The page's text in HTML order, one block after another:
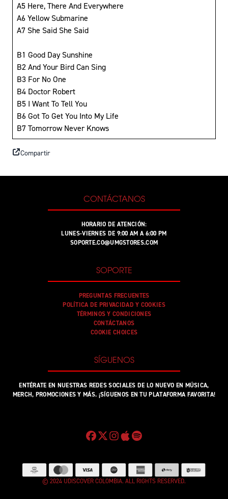
A5 Here, There And Everywhere
A6 Yellow Submarine
A7 She Said She Said
B1 Good Day Sunshine
B2 And Your Bird Can Sing
B3 For No One
B4 Doctor Robert
B5 I Want To Tell You
B6 Got To Get You Into My Life
B7 Tomorrow Never Knows
Compartir
CONTÁCTANOS
HORARIO DE ATENCIÓN:
LUNES-VIERNES DE 9:00 AM A 6:00 PM
SOPORTE.CO@UMGSTORES.COM
SOPORTE
PREGUNTAS FRECUENTES
POLÍTICA DE PRIVACIDAD Y COOKIES
TÉRMINOS Y CONDICIONES
CONTÁCTANOS
COOKIE CHOICES
SÍGUENOS
ENTÉRATE EN NUESTRAS REDES SOCIALES DE LO NUEVO EN MÚSICA,
MERCH, PROMOCIONES Y MÁS. ¡SÍGUENOS EN TU PLATAFORMA FAVORITA!
© 2024 UDISCOVER COLOMBIA. ALL RIGHTS RESERVED.